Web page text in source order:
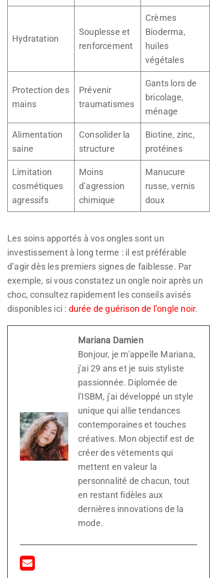
Hydratation
Souplesse et
renforcement
Crèmes
Bioderma,
huiles
végétales
Protection des
mains
Prévenir
traumatismes
Gants lors de
bricolage,
ménage
Alimentation
saine
Consolider la
structure
Biotine, zinc,
protéines
Limitation
cosmétiques
agressifs
Moins
d’agression
chimique
Manucure
russe, vernis
doux
Les soins apportés à vos ongles sont un
investissement à long terme : il est préférable
d’agir dès les premiers signes de faiblesse. Par
exemple, si vous constatez un ongle noir après un
choc, consultez rapidement les conseils avisés
disponibles ici : durée de guérison de l’ongle noir.
Mariana Damien
Bonjour, je m'appelle Mariana,
j'ai 29 ans et je suis styliste
passionnée. Diplomée de
l'ISBM, j'ai développé un style
unique qui allie tendances
contemporaines et touches
créatives. Mon objectif est de
créer des vêtements qui
mettent en valeur la
personnalité de chacun, tout
en restant fidèles aux
dernières innovations de la
mode.